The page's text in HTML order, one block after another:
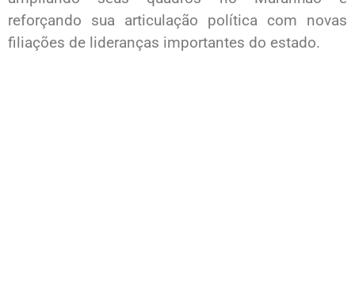
reforçando sua articulação política com novas
filiações de lideranças importantes do estado.